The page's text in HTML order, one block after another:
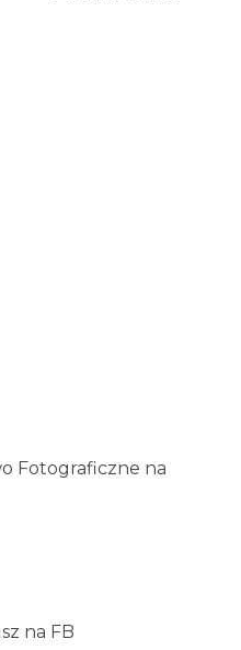
Fotograficzne na
na FB